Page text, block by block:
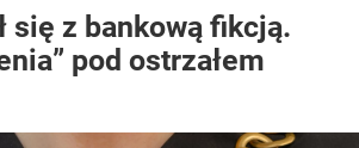
się z bankową fikcją.
pod ostrzałem